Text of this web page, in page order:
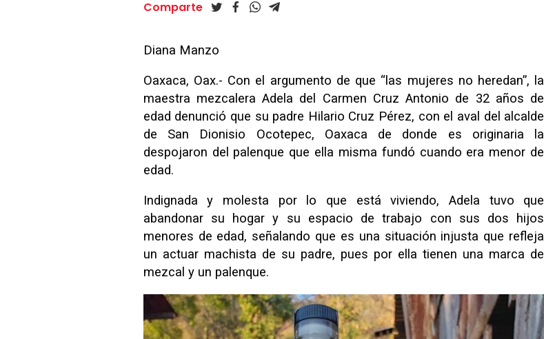
Comparte
Diana Manzo
Oaxaca, Oax.- Con el argumento de que “las mujeres no heredan”, la
maestra mezcalera Adela del Carmen Cruz Antonio de 32 años de
edad denunció que su padre Hilario Cruz Pérez, con el aval del alcalde
de San Dionisio Ocotepec, Oaxaca de donde es originaria la
despojaron del palenque que ella misma fundó cuando era menor de
edad.
Indignada y molesta por lo que está viviendo, Adela tuvo que
abandonar su hogar y su espacio de trabajo con sus dos hijos
menores de edad, señalando que es una situación injusta que refleja
un actuar machista de su padre, pues por ella tienen una marca de
mezcal y un palenque.